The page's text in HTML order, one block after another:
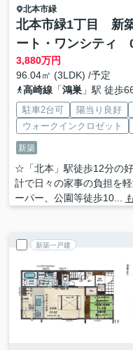
北本市緑
北本市緑1丁目 新
ート・ワンシティ
3,880万円
96.04㎡ (3LDK) /予定
高崎線「鴻巣」駅 徒歩
駐車2台可 陽当り良好
ウォークインクロゼット
新築
☆「北本」駅徒歩12分の
計で日々の家事の負担を
ーパー、公園等徒歩10...
新築一戸建